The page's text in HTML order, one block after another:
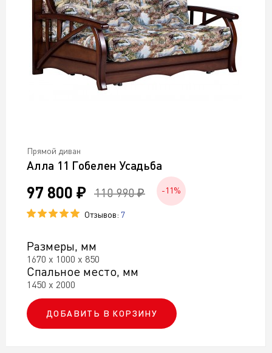
Прямой диван
Алла 11 Гобелен Усадьба
97 800 ₽ 110 990 ₽ -11%
Отзывов: 7
Размеры, мм
1670 х 1000 х 850
Спальное место, мм
1450 х 2000
ДОБАВИТЬ В КОРЗИНУ